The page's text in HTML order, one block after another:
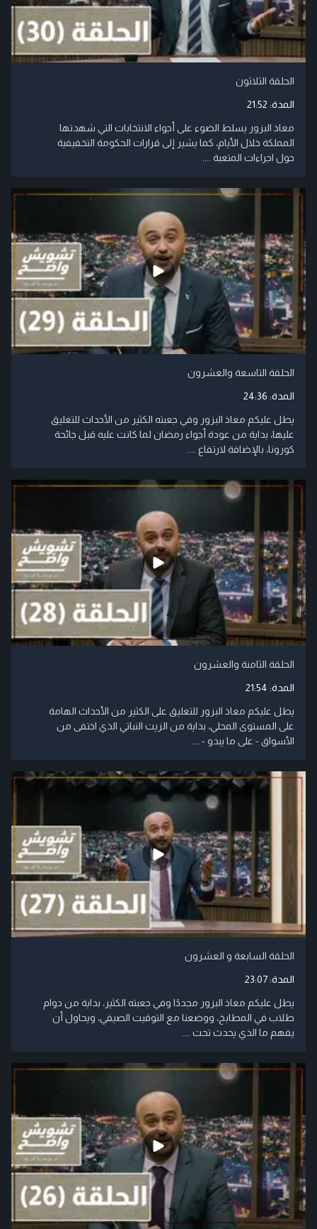
الحلقة الثلاثون
المدة: 21:52
معاذ البزور يسلط الضوء على أجواء الانتخابات التي شهدتها
المملكة خلال الأيام، كما يشير إلى قرارات الحكومة التخفيفية
حول اجراءات المتعبة ....
الحلقة التاسعة والعشرون
المدة: 24:36
يطل عليكم معاذ البزور وفي جعبته الكثير من الأحداث للتعليق
عليها، بداية من عودة أجواء رمضان لما كانت عليه قبل جائحة
كورونا، بالإضافة لارتفاع ....
الحلقة الثامنة والعشرون
المدة: 21:54
يطل عليكم معاذ البزور للتعليق على الكثير من الأحداث الهامة
على المستوى المحلي، بداية من الزيت النباتي الذي اختفى من
الأسواق - على ما يبدو - ....
الحلقة السابعة و العشرون
المدة:23:07
يطل عليكم معاذ البزور مجددًا وفي جعبته الكثير، بداية من دوام
طلاب في المطابخ، ووضعنا مع التوقيت الصيفي، ويحاول أن
يفهم ما الذي يحدث تحت ....